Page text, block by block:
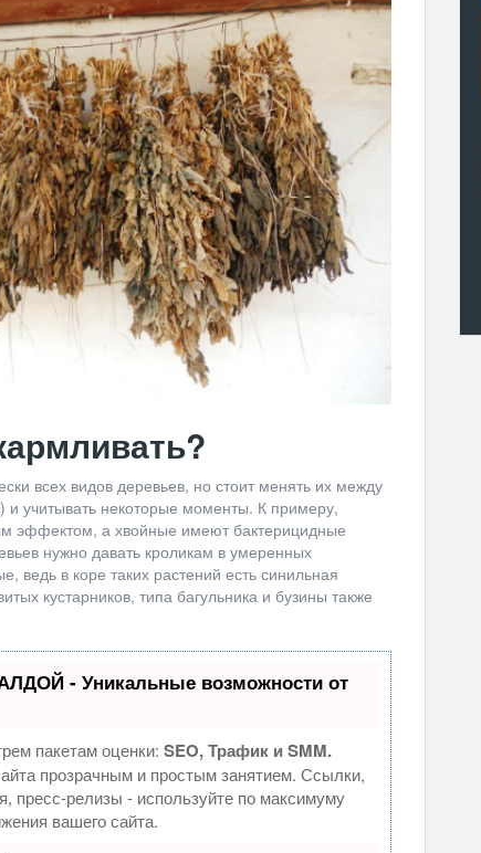
всех видов деревьев, но стоит менять их между
и учитывать некоторые моменты. К примеру,
эффектом, а хвойные имеют бактерицидные
нужно давать кроликам в умеренных
ведь в коре таких растений есть синильная
кустарников, типа багульника и бузины также
- Уникальные возможности от
пакетам оценки: SEO, Трафик и SMM.
прозрачным и простым занятием. Ссылки,
пресс-релизы - используйте по максимуму
вашего сайта.